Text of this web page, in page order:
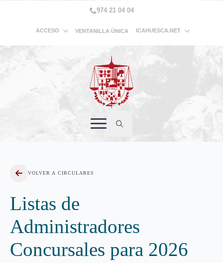
974 21 04 04
ACCESO VENTANILLA ÚNICA ICAHUESCA.NET
Search
VOLVER A CIRCULARES
Listas de
Administradores
Concursales para 2026